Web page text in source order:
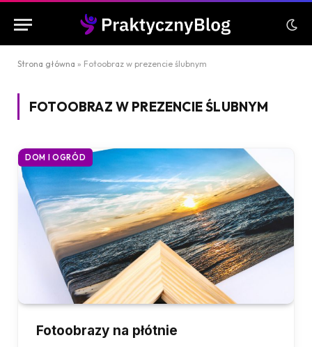
Strona główna » Fotoobraz w prezencie ślubnym
FOTOOBRAZ W PREZENCIE ŚLUBNYM
DOM I OGRÓD
Fotoobrazy na płótnie